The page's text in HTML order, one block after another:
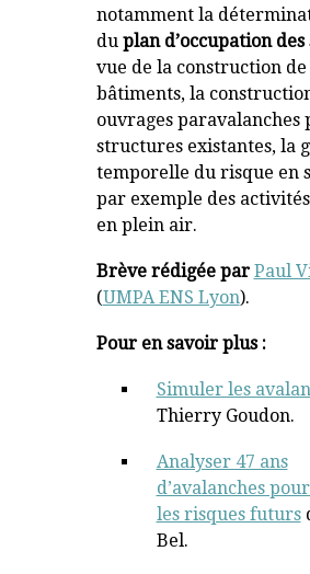
notamment la
du plan d’occupation des
vue de la construction
bâtiments, la
ouvrages paravalanches
structures existantes, la
temporelle du risque en
par exemple des
en plein air.
Brève rédigée par Paul
(UMPA ENS Lyon).
Pour en savoir plus :
Simuler les
Thierry Goudon.
Analyser 47 ans
d’avalanches
les risques futurs
Bel.